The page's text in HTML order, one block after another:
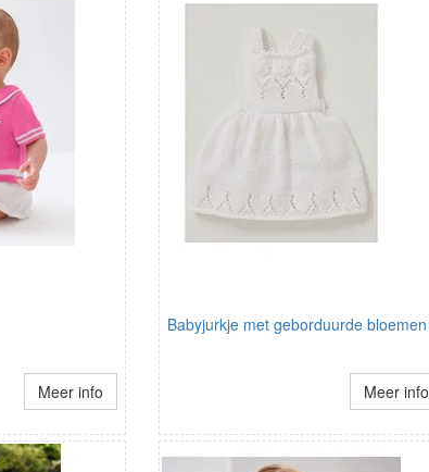
Meer info
Babyjurkje met geborduurde bloemen
Meer info